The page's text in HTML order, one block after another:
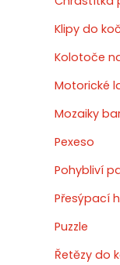
Klipy do
Kolotoče
Motorické
Mozaiky
Pexeso
Pohybliví
Přesýpací
Puzzle
Řetězy do